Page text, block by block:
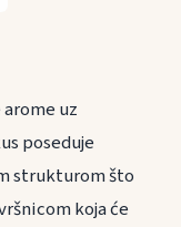
uz
poseduje
strukturom što
koja će